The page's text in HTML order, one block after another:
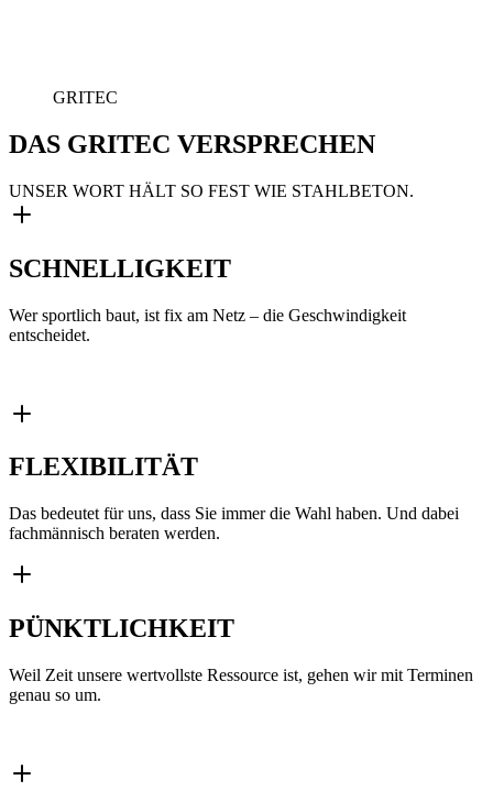
GRITEC
DAS GRITEC VERSPRECHEN
UNSER WORT HÄLT SO FEST WIE STAHLBETON.
SCHNELLIGKEIT
Wer sportlich baut, ist fix am Netz – die Geschwindigkeit
entscheidet.
FLEXIBILITÄT
Das bedeutet für uns, dass Sie immer die Wahl haben. Und dabei
fachmännisch beraten werden.
PÜNKTLICHKEIT
Weil Zeit unsere wertvollste Ressource ist, gehen wir mit Terminen
genau so um.